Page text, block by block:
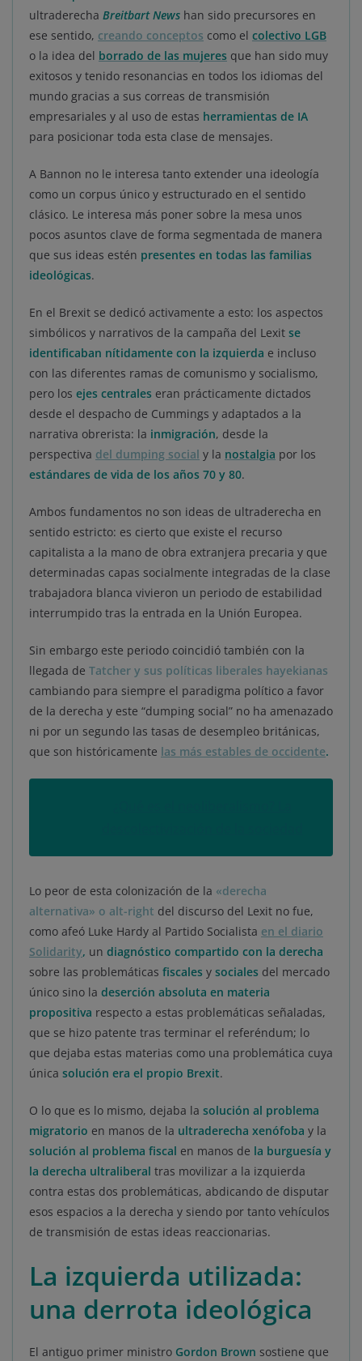
ultraderecha Breitbart News han sido precursores en
ese sentido, creando conceptos como el colectivo LGB
o la idea del borrado de las mujeres que han sido muy
exitosos y tenido resonancias en todos los idiomas del
mundo gracias a sus correas de transmisión
empresariales y al uso de estas herramientas de IA
para posicionar toda esta clase de mensajes.
A Bannon no le interesa tanto extender una ideología
como un corpus único y estructurado en el sentido
clásico. Le interesa más poner sobre la mesa unos
pocos asuntos clave de forma segmentada de manera
que sus ideas estén presentes en todas las familias
ideológicas.
En el Brexit se dedicó activamente a esto: los aspectos
simbólicos y narrativos de la campaña del Lexit se
identificaban nítidamente con la izquierda e incluso
con las diferentes ramas de comunismo y socialismo,
pero los ejes centrales eran prácticamente dictados
desde el despacho de Cummings y adaptados a la
narrativa obrerista: la inmigración, desde la
perspectiva del dumping social y la nostalgia por los
estándares de vida de los años 70 y 80.
Ambos fundamentos no son ideas de ultraderecha en
sentido estricto: es cierto que existe el recurso
capitalista a la mano de obra extranjera precaria y que
determinadas capas socialmente integradas de la clase
trabajadora blanca vivieron un periodo de estabilidad
interrumpido tras la entrada en la Unión Europea.
Sin embargo este periodo coincidió también con la
llegada de Tatcher y sus políticas liberales hayekianas
cambiando para siempre el paradigma político a favor
de la derecha y este “dumping social” no ha amenazado
ni por un segundo las tasas de desempleo británicas,
que son históricamente las más estables de occidente.
Lo peor de esta colonización de la «derecha
alternativa» o alt-right del discurso del Lexit no fue,
como afeó Luke Hardy al Partido Socialista en el diario
Solidarity, un diagnóstico compartido con la derecha
sobre las problemáticas fiscales y sociales del mercado
único sino la deserción absoluta en materia
propositiva respecto a estas problemáticas señaladas,
que se hizo patente tras terminar el referéndum; lo
que dejaba estas materias como una problemática cuya
única solución era el propio Brexit.
O lo que es lo mismo, dejaba la solución al problema
migratorio en manos de la ultraderecha xenófoba y la
solución al problema fiscal en manos de la burguesía y
la derecha ultraliberal tras movilizar a la izquierda
contra estas dos problemáticas, abdicando de disputar
esos espacios a la derecha y siendo por tanto vehículos
de transmisión de estas ideas reaccionarias.
La izquierda utilizada:
una derrota ideológica
El antiguo primer ministro Gordon Brown sostiene que